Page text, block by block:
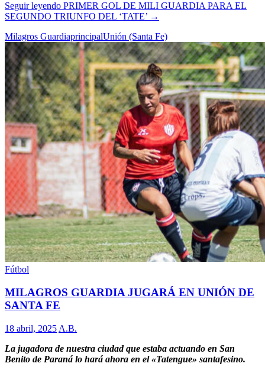
Seguir leyendo PRIMER GOL DE MILI GUARDIA PARA EL
SEGUNDO TRIUNFO DEL ‘TATE’ →
Milagros GuardiaprincipalUnión (Santa Fe)
Fútbol
MILAGROS GUARDIA JUGARÁ EN UNIÓN DE
SANTA FE
18 abril, 2025 A.B.
La jugadora de nuestra ciudad que estaba actuando en San
Benito de Paraná lo hará ahora en el «Tatengue» santafesino.